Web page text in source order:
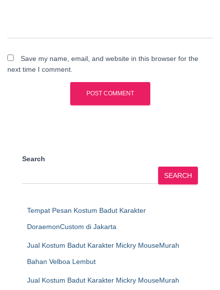
Save my name, email, and website in this browser for the
next time I comment.
Search
SEARCH
Tempat Pesan Kostum Badut Karakter
DoraemonCustom di Jakarta
Jual Kostum Badut Karakter Mickry MouseMurah
Bahan Velboa Lembut
Jual Kostum Badut Karakter Mickry MouseMurah